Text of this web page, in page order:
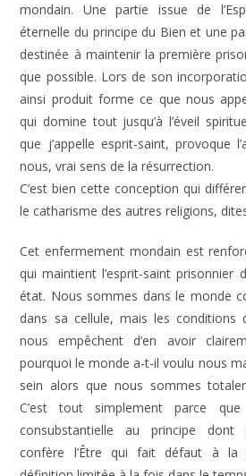
mondain. Une partie issue de
éternelle du principe du Bien et une
destinée à maintenir la première
que possible. Lors de son
ainsi produit forme ce que nous
qui domine tout jusqu’à l’éveil
que j’appelle esprit-saint, provoque
nous, vrai sens de la résurrection.
C’est bien cette conception qui
le catharisme des autres religions,
Cet enfermement mondain est
qui maintient l’esprit-saint prisonnier
état. Nous sommes dans le monde
dans sa cellule, mais les conditions
nous empêchent d’en avoir
pourquoi le monde a-t-il voulu nous
sein alors que nous sommes
C’est tout simplement parce
consubstantielle au principe dont
confère l’Être qui fait défaut à la